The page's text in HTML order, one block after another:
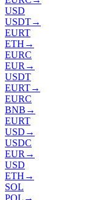
USD
USDT→
EURT
ETH →
EURC
EUR →
USDT
EURT→
EURC
BNB →
EURT
USD →
USDC
EUR →
USD
ETH →
SOL